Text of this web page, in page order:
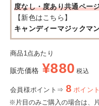
度なし・度あり共通ペー
【新色はこちら】
キャンディーマジックマ
商品1点あたり
販売価格 ¥880 税込
会員様ポイント⇒ 8 ポイン
※片目のみご購入の場合は、